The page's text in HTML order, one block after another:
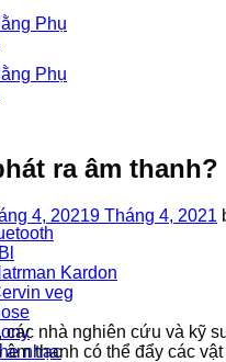
Kardon
veg
nhạc
ra âm thanh?
4, 20219 Tháng 4, 2021
các nhà nghiên cứu và kỹ
âm thanh có thể đẩy các